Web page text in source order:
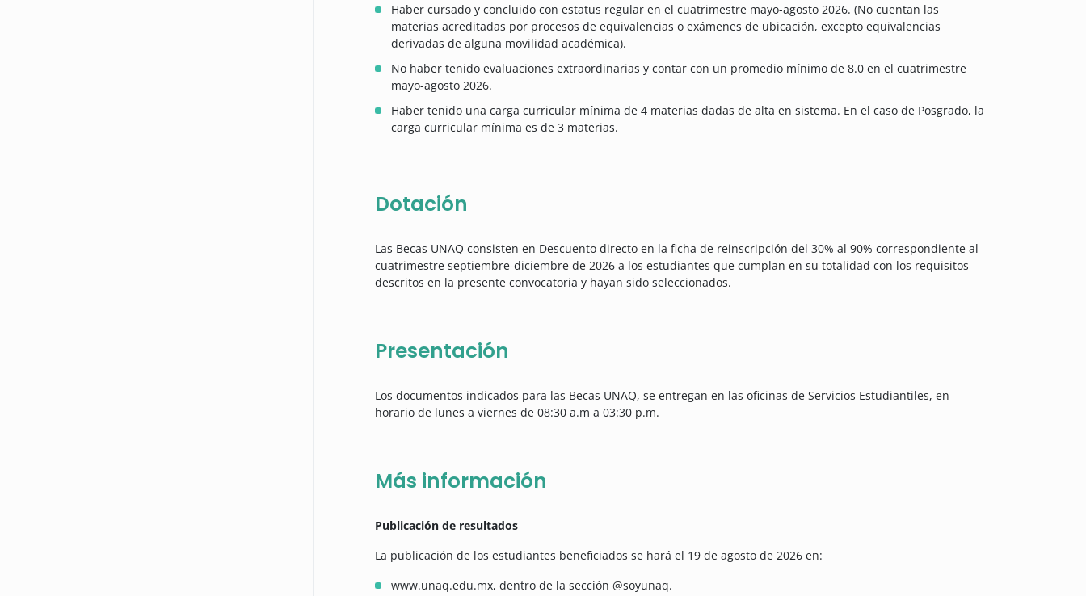
Haber cursado y concluido con estatus regular en el cuatrimestre mayo-agosto 2026. (No cuentan las
materias acreditadas por procesos de equivalencias o exámenes de ubicación, excepto equivalencias
derivadas de alguna movilidad académica).
No haber tenido evaluaciones extraordinarias y contar con un promedio mínimo de 8.0 en el cuatrimestre
mayo-agosto 2026.
Haber tenido una carga curricular mínima de 4 materias dadas de alta en sistema. En el caso de Posgrado, la
carga curricular mínima es de 3 materias.
Dotación
Las Becas UNAQ consisten en Descuento directo en la ficha de reinscripción del 30% al 90% correspondiente al
cuatrimestre septiembre-diciembre de 2026 a los estudiantes que cumplan en su totalidad con los requisitos
descritos en la presente convocatoria y hayan sido seleccionados.
Presentación
Los documentos indicados para las Becas UNAQ, se entregan en las oficinas de Servicios Estudiantiles, en
horario de lunes a viernes de 08:30 a.m a 03:30 p.m.
Más información
Publicación de resultados
La publicación de los estudiantes beneficiados se hará el 19 de agosto de 2026 en:
www.unaq.edu.mx, dentro de la sección @soyunaq.